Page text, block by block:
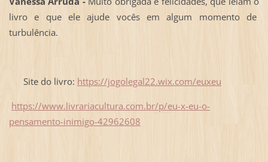
livro e que ele ajude vocês em algum momento de
turbulência.
Site do livro: https://jogolegal22.wix.com/euxeu
https://www.livrariacultura.com.br/p/eu-x-eu-o-
pensamento-inimigo-42962608